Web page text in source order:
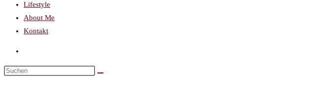
Lifestyle
About Me
Kontakt